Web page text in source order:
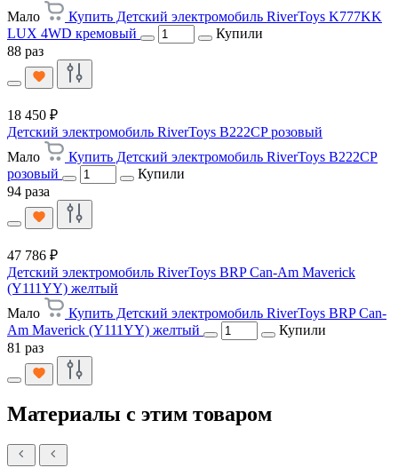
Мало
Купить Детский электромобиль RiverToys K777KK
LUX 4WD кремовый
Купили
88 раз
18 450 ₽
Детский электромобиль RiverToys B222CP розовый
Мало
Купить Детский электромобиль RiverToys B222CP
розовый
Купили
94 раза
47 786 ₽
Детский электромобиль RiverToys BRP Can-Am Maverick
(Y111YY) желтый
Мало
Купить Детский электромобиль RiverToys BRP Can-
Am Maverick (Y111YY) желтый
Купили
81 раз
Материалы с этим товаром